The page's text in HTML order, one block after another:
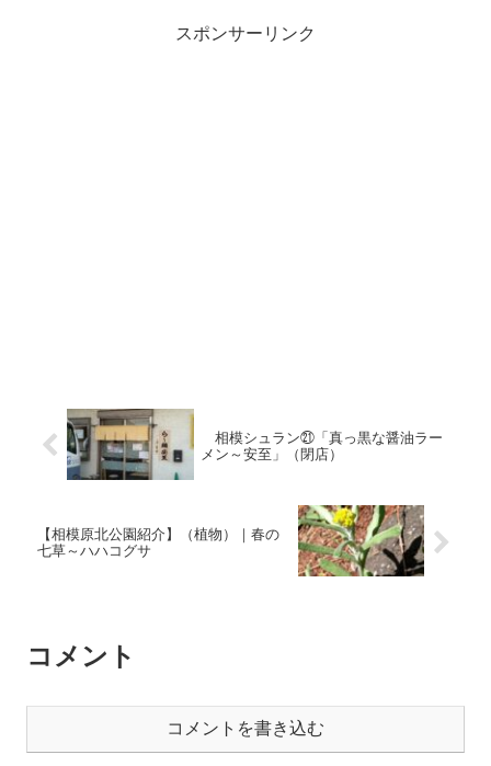
スポンサーリンク
相模シュラン㉑「真っ黒な醤油ラー
メン～安至」（閉店）
【相模原北公園紹介】（植物）｜春の
七草～ハハコグサ
コメント
コメントを書き込む